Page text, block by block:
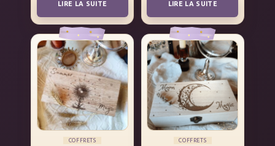
LIRE LA SUITE LIRE LA SUITE
COFFRETS COFFRETS